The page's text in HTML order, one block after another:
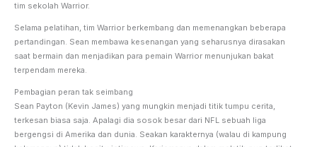
tim sekolah Warrior.
Selama pelatihan, tim Warrior berkembang dan memenangkan beberapa
pertandingan. Sean membawa kesenangan yang seharusnya dirasakan
saat bermain dan menjadikan para pemain Warrior menunjukan bakat
terpendam mereka.
Pembagian peran tak seimbang
Sean Payton (Kevin James) yang mungkin menjadi titik tumpu cerita,
terkesan biasa saja. Apalagi dia sosok besar dari NFL sebuah liga
bergengsi di Amerika dan dunia. Seakan karakternya (walau di kampung